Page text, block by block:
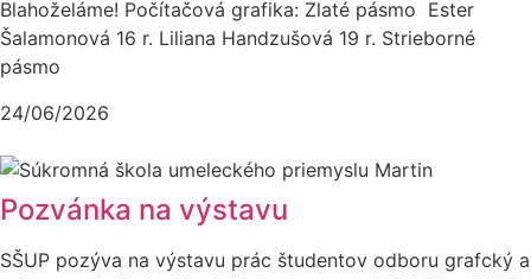
Blahoželáme! Počítačová grafika: Zlaté pásmo Ester
Šalamonová 16 r. Liliana Handzušová 19 r. Strieborné
pásmo
24/06/2026
Pozvánka na výstavu
SŠUP pozýva na výstavu prác študentov odboru grafcký a